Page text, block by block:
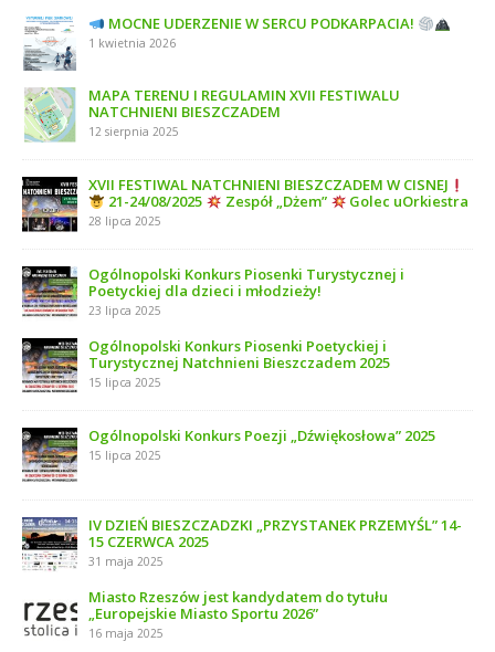
MOCNE UDERZENIE W SERCU PODKARPACIA!
1 kwietnia 2026
MAPA TERENU I REGULAMIN XVII FESTIWALU
NATCHNIENI BIESZCZADEM
12 sierpnia 2025
XVII FESTIWAL NATCHNIENI BIESZCZADEM W CISNEJ
21-24/08/2025
Zespół „Dżem” Golec uOrkiestra
28 lipca 2025
Ogólnopolski Konkurs Piosenki Turystycznej i
Poetyckiej dla dzieci i młodzieży!
23 lipca 2025
Ogólnopolski Konkurs Piosenki Poetyckiej i
Turystycznej Natchnieni Bieszczadem 2025
15 lipca 2025
Ogólnopolski Konkurs Poezji „Dźwiękosłowa” 2025
15 lipca 2025
IV DZIEŃ BIESZCZADZKI „PRZYSTANEK PRZEMYŚL” 14-
15 CZERWCA 2025
31 maja 2025
Miasto Rzeszów jest kandydatem do tytułu
„Europejskie Miasto Sportu 2026”
16 maja 2025